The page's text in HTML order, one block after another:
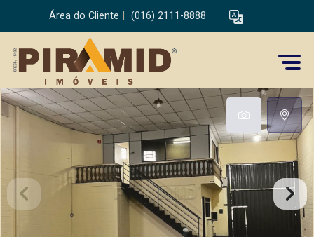
Área do Cliente (016) 2111-8888